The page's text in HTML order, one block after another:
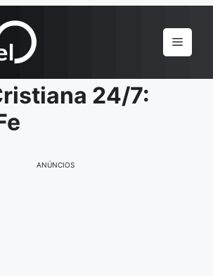
Menu
24/7:
ANÚNCIOS